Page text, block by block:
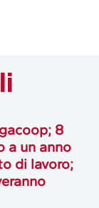
8
a un anno
di lavoro;